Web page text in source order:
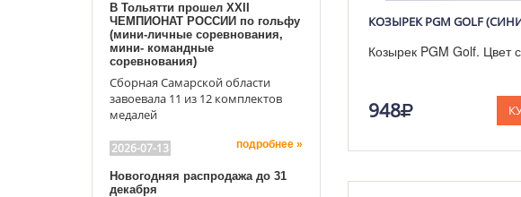
В Тольятти прошел XXII
ЧЕМПИОНАТ РОССИИ по гольфу
(мини-личные соревнования,
мини- командные
соревнования)
Сборная Самарской области
завоевала 11 из 12 комплектов
медалей
2026-07-13 подробнее »
Новогодняя распродажа до 31
декабря
КОЗЫРЕК PGM GOLF
Козырек PGM Golf. Цвет
948